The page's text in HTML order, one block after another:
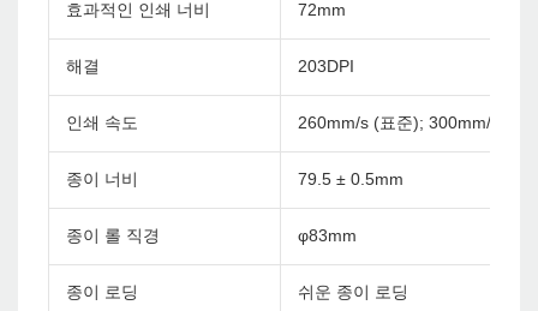
효과적인 인쇄 너비 72mm
해결 203DPI
인쇄 속도 260mm/s (표준); 300mm/s
종이 너비 79.5 ± 0.5mm
종이 롤 직경 φ83mm
종이 로딩 쉬운 종이 로딩